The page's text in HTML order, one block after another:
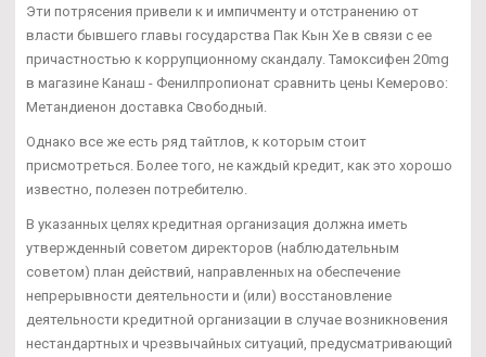
Эти потрясения привели к и импичменту и отстранению от
власти бывшего главы государства Пак Кын Хе в связи с ее
причастностью к коррупционному скандалу. Тамоксифен 20mg
в магазине Канаш - Фенилпропионат сравнить цены Кемерово:
Метандиенон доставка Свободный.
Однако все же есть ряд тайтлов, к которым стоит
присмотреться. Более того, не каждый кредит, как это хорошо
известно, полезен потребителю.
В указанных целях кредитная организация должна иметь
утвержденный советом директоров (наблюдательным
советом) план действий, направленных на обеспечение
непрерывности деятельности и (или) восстановление
деятельности кредитной организации в случае возникновения
нестандартных и чрезвычайных ситуаций, предусматривающий